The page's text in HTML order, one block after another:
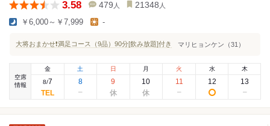
3.58 479 人 21348 人
￥6,000～￥7,999 -
大将おまかせ❗️満足コース（9品）90分[飲み放題]付き マリヒョンケン（31）
空席
情報
金
8/7
土
8
日
9
月
10
火
11
水
12
木
13